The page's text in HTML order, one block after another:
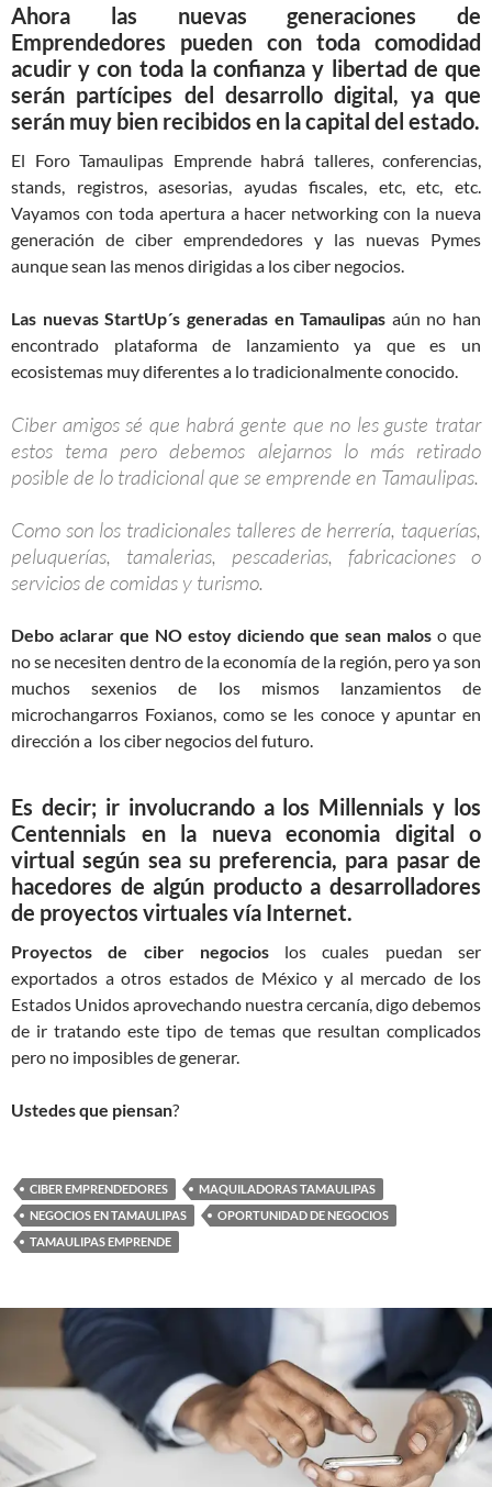
Ahora las nuevas generaciones de
Emprendedores pueden con toda comodidad
acudir y con toda la confianza y libertad de que
serán partícipes del desarrollo digital, ya que
serán muy bien recibidos en la capital del estado.
El Foro Tamaulipas Emprende habrá talleres, conferencias,
stands, registros, asesorias, ayudas fiscales, etc, etc, etc.
Vayamos con toda apertura a hacer networking con la nueva
generación de ciber emprendedores y las nuevas Pymes
aunque sean las menos dirigidas a los ciber negocios.
Las nuevas StartUp´s generadas en Tamaulipas aún no han
encontrado plataforma de lanzamiento ya que es un
ecosistemas muy diferentes a lo tradicionalmente conocido.
Ciber amigos sé que habrá gente que no les guste tratar
estos tema pero debemos alejarnos lo más retirado
posible de lo tradicional que se emprende en Tamaulipas.
Como son los tradicionales talleres de herrería, taquerías,
peluquerías, tamalerias, pescaderias, fabricaciones o
servicios de comidas y turismo.
Debo aclarar que NO estoy diciendo que sean malos o que
no se necesiten dentro de la economía de la región, pero ya son
muchos sexenios de los mismos lanzamientos de
microchangarros Foxianos, como se les conoce y apuntar en
dirección a los ciber negocios del futuro.
Es decir; ir involucrando a los Millennials y los
Centennials en la nueva economia digital o
virtual según sea su preferencia, para pasar de
hacedores de algún producto a desarrolladores
de proyectos virtuales vía Internet.
Proyectos de ciber negocioslos cuales puedan ser
exportados a otros estados de México y al mercado de los
Estados Unidos aprovechando nuestra cercanía, digo debemos
de ir tratando este tipo de temas que resultan complicados
pero no imposibles de generar.
Ustedes que piensan?
CIBER EMPRENDEDORES
MAQUILADORAS TAMAULIPAS
NEGOCIOS EN TAMAULIPAS
OPORTUNIDAD DE NEGOCIOS
TAMAULIPAS EMPRENDE